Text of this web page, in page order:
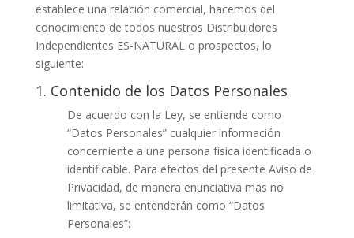
establece una relación comercial, hacemos del
conocimiento de todos nuestros Distribuidores
Independientes ES-NATURAL o prospectos, lo
siguiente:
1. Contenido de los Datos Personales
De acuerdo con la Ley, se entiende como
“Datos Personales” cualquier información
concerniente a una persona física identificada o
identificable. Para efectos del presente Aviso de
Privacidad, de manera enunciativa mas no
limitativa, se entenderán como “Datos
Personales”: